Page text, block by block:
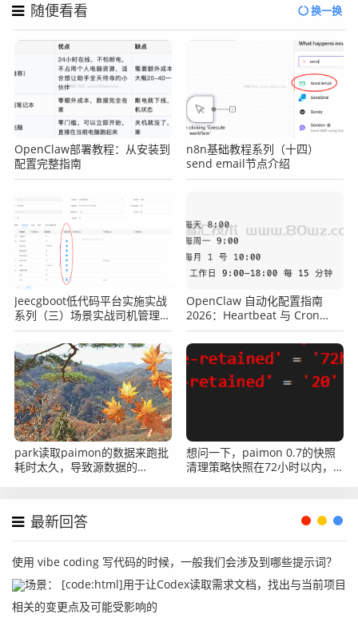
随便看看 换一换
OpenClaw部署教程：从安装到
配置完整指南
n8n基础教程系列（十四）
send email节点介绍
Jeecgboot低代码平台实施实战
系列（三）场景实战司机管理之
表单字段必填
OpenClaw 自动化配置指南
2026：Heartbeat 与 Cron
Jobs 完整设置教程
park读取paimon的数据来跑批
耗时太久，导致源数据的
想问一下，paimon 0.7的快照
清理策略快照在72小时以内，
最新回答
使用 vibe coding 写代码的时候，一般我们会涉及到哪些提示词？
场景： [code:html]用于让Codex读取需求文档，找出与当前项目
相关的变更点及可能受影响的